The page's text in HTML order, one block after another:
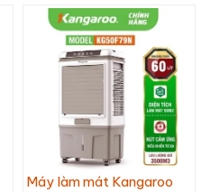
Máy làm mát Kangaroo